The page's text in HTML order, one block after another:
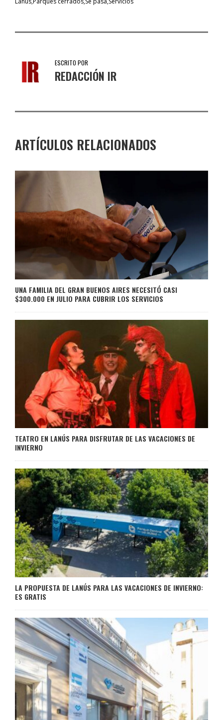
ESCRITO POR
REDACCIÓN IR
ARTÍCULOS RELACIONADOS
UNA FAMILIA DEL GRAN BUENOS AIRES NECESITÓ CASI
$300.000 EN JULIO PARA CUBRIR LOS SERVICIOS
TEATRO EN LANÚS PARA DISFRUTAR DE LAS VACACIONES DE
INVIERNO
LA PROPUESTA DE LANÚS PARA LAS VACACIONES DE INVIERNO:
ES GRATIS